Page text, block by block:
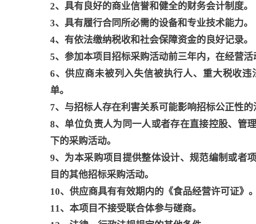
2、具有良好的商业信誉和健全的财务会计制度。
3、具有履行合同所必需的设备和专业技术能力。
4、有依法缴纳税收和社会保障资金的良好记录。
5、参加本项目招标采购活动前三年内，在经营活
6、供应商未被列入失信被执行人、重大税收
单。
7、与招标人存在利害关系可能影响招标公正性
8、单位负责人为同一人或者存在直接控股、管
下的采购活动。
9、为本采购项目提供整体设计、规范编制或者
目的其他招标采购活动。
10、供应商具有有效期内的《食品经营许可证》。
11、本项目不接受联合体参与磋商。